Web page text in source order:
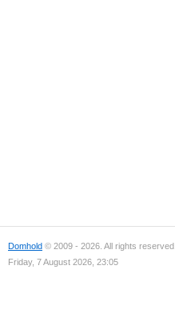
Domhold © 2009 - 2026. All rights reserved.
Friday, 7 August 2026, 23:05